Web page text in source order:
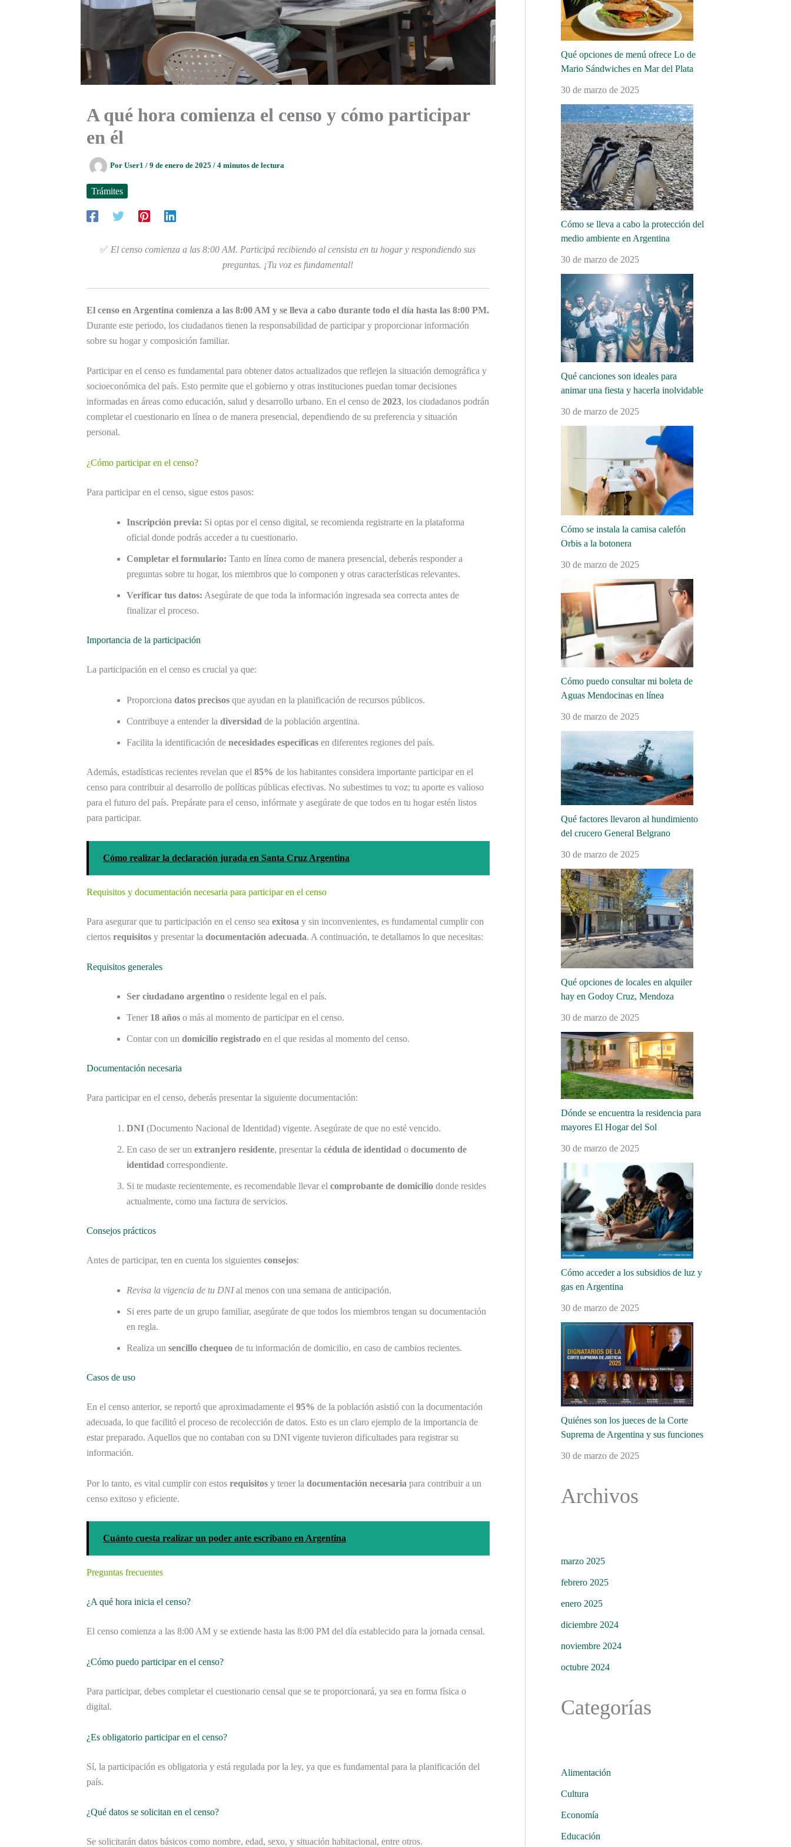
A qué hora comienza el censo y cómo participar
en él
Por User1 / 9 de enero de 2025 / 4 minutos de lectura
Trámites
✅ El censo comienza a las 8:00 AM. Participá recibiendo al censista en tu hogar y respondiendo sus
preguntas. ¡Tu voz es fundamental!
El censo en Argentina comienza a las 8:00 AM y se lleva a cabo durante todo el día hasta las 8:00 PM.
Durante este periodo, los ciudadanos tienen la responsabilidad de participar y proporcionar información
sobre su hogar y composición familiar.
Participar en el censo es fundamental para obtener datos actualizados que reflejen la situación demográfica y
socioeconómica del país. Esto permite que el gobierno y otras instituciones puedan tomar decisiones
informadas en áreas como educación, salud y desarrollo urbano. En el censo de 2023, los ciudadanos podrán
completar el cuestionario en línea o de manera presencial, dependiendo de su preferencia y situación
personal.
¿Cómo participar en el censo?
Para participar en el censo, sigue estos pasos:
Inscripción previa: Si optas por el censo digital, se recomienda registrarte en la plataforma
oficial donde podrás acceder a tu cuestionario.
Completar el formulario: Tanto en línea como de manera presencial, deberás responder a
preguntas sobre tu hogar, los miembros que lo componen y otras características relevantes.
Verificar tus datos: Asegúrate de que toda la información ingresada sea correcta antes de
finalizar el proceso.
Importancia de la participación
La participación en el censo es crucial ya que:
Proporciona datos precisos que ayudan en la planificación de recursos públicos.
Contribuye a entender la diversidad de la población argentina.
Facilita la identificación de necesidades específicas en diferentes regiones del país.
Además, estadísticas recientes revelan que el 85% de los habitantes considera importante participar en el
censo para contribuir al desarrollo de políticas públicas efectivas. No subestimes tu voz; tu aporte es valioso
para el futuro del país. Prepárate para el censo, infórmate y asegúrate de que todos en tu hogar estén listos
para participar.
Cómo realizar la declaración jurada en Santa Cruz Argentina
Requisitos y documentación necesaria para participar en el censo
Para asegurar que tu participación en el censo sea exitosa y sin inconvenientes, es fundamental cumplir con
ciertos requisitos y presentar la documentación adecuada. A continuación, te detallamos lo que necesitas:
Requisitos generales
Ser ciudadano argentino o residente legal en el país.
Tener 18 años o más al momento de participar en el censo.
Contar con un domicilio registrado en el que residas al momento del censo.
Documentación necesaria
Para participar en el censo, deberás presentar la siguiente documentación:
DNI (Documento Nacional de Identidad) vigente. Asegúrate de que no esté vencido.
En caso de ser un extranjero residente, presentar la cédula de identidad o documento de
identidad correspondiente.
Si te mudaste recientemente, es recomendable llevar el comprobante de domicilio donde resides
actualmente, como una factura de servicios.
Consejos prácticos
Antes de participar, ten en cuenta los siguientes consejos:
Revisa la vigencia de tu DNIal menos con una semana de anticipación.
Si eres parte de un grupo familiar, asegúrate de que todos los miembros tengan su documentación
en regla.
Realiza un sencillo chequeo de tu información de domicilio, en caso de cambios recientes.
Casos de uso
En el censo anterior, se reportó que aproximadamente el 95% de la población asistió con la documentación
adecuada, lo que facilitó el proceso de recolección de datos. Esto es un claro ejemplo de la importancia de
estar preparado. Aquellos que no contaban con su DNI vigente tuvieron dificultades para registrar su
información.
Por lo tanto, es vital cumplir con estos requisitos y tener la documentación necesaria para contribuir a un
censo exitoso y eficiente.
Cuánto cuesta realizar un poder ante escribano en Argentina
Preguntas frecuentes
¿A qué hora inicia el censo?
El censo comienza a las 8:00 AM y se extiende hasta las 8:00 PM del día establecido para la jornada censal.
¿Cómo puedo participar en el censo?
Para participar, debes completar el cuestionario censal que se te proporcionará, ya sea en forma física o
digital.
¿Es obligatorio participar en el censo?
Sí, la participación es obligatoria y está regulada por la ley, ya que es fundamental para la planificación del
país.
¿Qué datos se solicitan en el censo?
Se solicitarán datos básicos como nombre, edad, sexo, y situación habitacional, entre otros.
Qué opciones de menú ofrece Lo de
Mario Sándwiches en Mar del Plata
30 de marzo de 2025
Cómo se lleva a cabo la protección del
medio ambiente en Argentina
30 de marzo de 2025
Qué canciones son ideales para
animar una fiesta y hacerla inolvidable
30 de marzo de 2025
Cómo se instala la camisa calefón
Orbis a la botonera
30 de marzo de 2025
Cómo puedo consultar mi boleta de
Aguas Mendocinas en línea
30 de marzo de 2025
Qué factores llevaron al hundimiento
del crucero General Belgrano
30 de marzo de 2025
Qué opciones de locales en alquiler
hay en Godoy Cruz, Mendoza
30 de marzo de 2025
Dónde se encuentra la residencia para
mayores El Hogar del Sol
30 de marzo de 2025
Cómo acceder a los subsidios de luz y
gas en Argentina
30 de marzo de 2025
Quiénes son los jueces de la Corte
Suprema de Argentina y sus funciones
30 de marzo de 2025
Archivos
marzo 2025
febrero 2025
enero 2025
diciembre 2024
noviembre 2024
octubre 2024
Categorías
Alimentación
Cultura
Economía
Educación